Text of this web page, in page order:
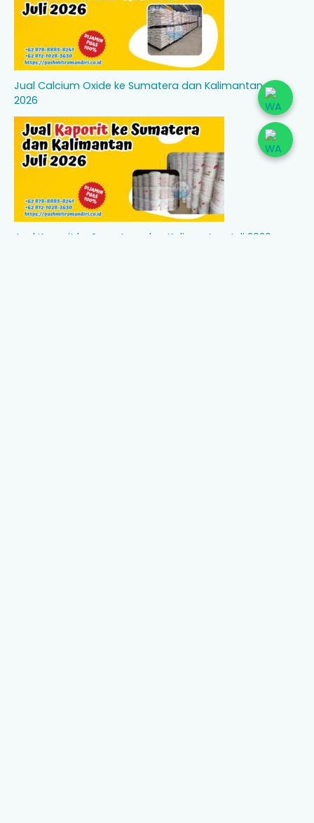
Jual Calcium Oxide ke Sumatera dan Kalimantan Juli
2026
Jual Kaporit ke Sumatera dan Kalimantan Juli 2026